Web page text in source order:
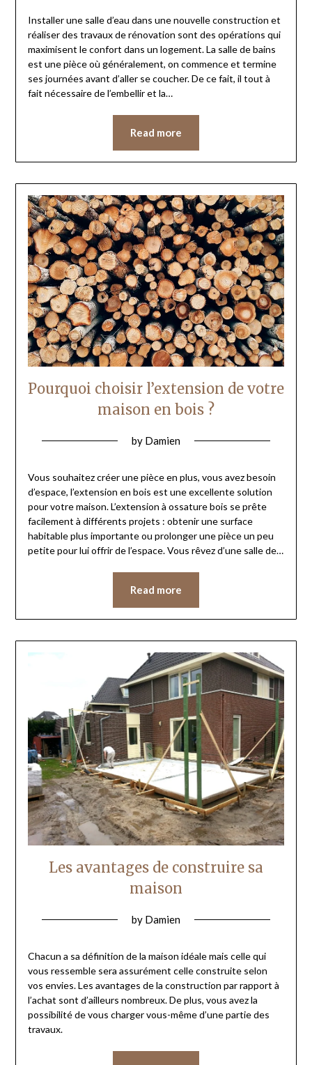
Installer une salle d’eau dans une nouvelle construction et
réaliser des travaux de rénovation sont des opérations qui
maximisent le confort dans un logement. La salle de bains
est une pièce où généralement, on commence et termine
ses journées avant d’aller se coucher. De ce fait, il tout à
fait nécessaire de l’embellir et la…
Read more
Pourquoi choisir l’extension de votre
maison en bois ?
by Damien
Vous souhaitez créer une pièce en plus, vous avez besoin
d’espace, l’extension en bois est une excellente solution
pour votre maison. L’extension à ossature bois se prête
facilement à différents projets : obtenir une surface
habitable plus importante ou prolonger une pièce un peu
petite pour lui offrir de l’espace. Vous rêvez d’une salle de…
Read more
Les avantages de construire sa
maison
by Damien
Chacun a sa définition de la maison idéale mais celle qui
vous ressemble sera assurément celle construite selon
vos envies. Les avantages de la construction par rapport à
l’achat sont d’ailleurs nombreux. De plus, vous avez la
possibilité de vous charger vous-même d’une partie des
travaux.